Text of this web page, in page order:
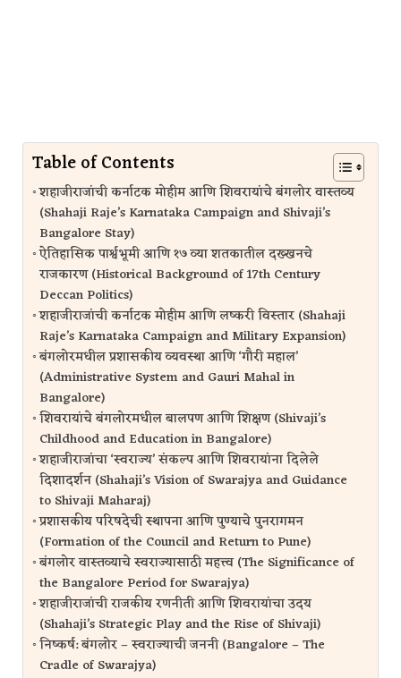
Table of Contents
शहाजीराजांची कर्नाटक मोहीम आणि शिवरायांचे बंगलोर वास्तव्य
(Shahaji Raje’s Karnataka Campaign and Shivaji’s
Bangalore Stay)
ऐतिहासिक पार्श्वभूमी आणि १७ व्या शतकातील दख्खनचे
राजकारण (Historical Background of 17th Century
Deccan Politics)
शहाजीराजांची कर्नाटक मोहीम आणि लष्करी विस्तार (Shahaji
Raje’s Karnataka Campaign and Military Expansion)
बंगलोरमधील प्रशासकीय व्यवस्था आणि ‘गौरी महाल’
(Administrative System and Gauri Mahal in
Bangalore)
शिवरायांचे बंगलोरमधील बालपण आणि शिक्षण (Shivaji’s
Childhood and Education in Bangalore)
शहाजीराजांचा ‘स्वराज्य’ संकल्प आणि शिवरायांना दिलेले
दिशादर्शन (Shahaji’s Vision of Swarajya and Guidance
to Shivaji Maharaj)
प्रशासकीय परिषदेची स्थापना आणि पुण्याचे पुनरागमन
(Formation of the Council and Return to Pune)
बंगलोर वास्तव्याचे स्वराज्यासाठी महत्त्व (The Significance of
the Bangalore Period for Swarajya)
शहाजीराजांची राजकीय रणनीती आणि शिवरायांचा उदय
(Shahaji’s Strategic Play and the Rise of Shivaji)
निष्कर्ष: बंगलोर – स्वराज्याची जननी (Bangalore – The
Cradle of Swarajya)